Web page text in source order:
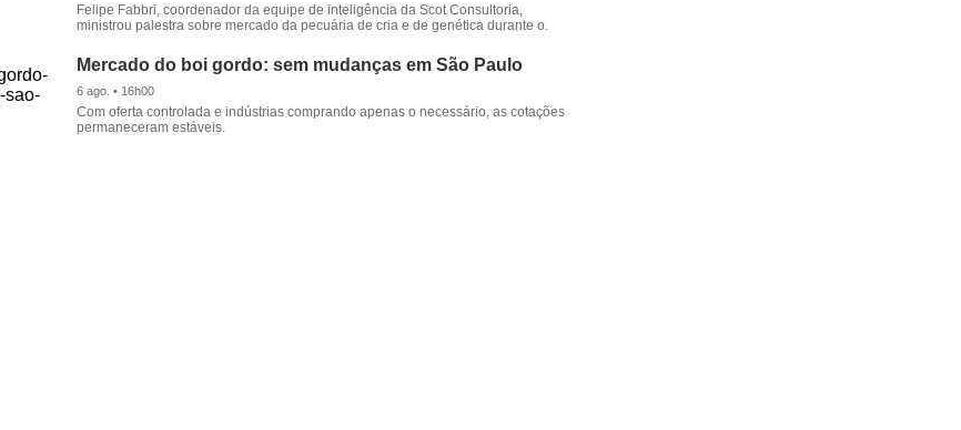
Felipe Fabbri, coordenador da equipe de inteligência da Scot Consultoria,
ministrou palestra sobre mercado da pecuária de cria e de genética durante o.
Mercado do boi gordo: sem mudanças em São Paulo
6 ago. • 16h00
Com oferta controlada e indústrias comprando apenas o necessário, as cotações
permaneceram estáveis.